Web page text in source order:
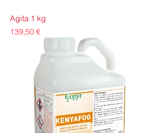
Agita 1 kg
Prezzo
139,50 €